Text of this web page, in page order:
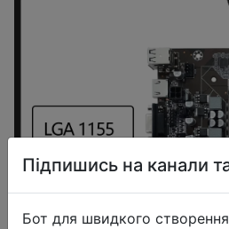
Підпишись на канали
Бот для швидкого